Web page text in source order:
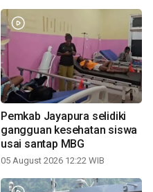
Pemkab Jayapura selidiki
gangguan kesehatan siswa
usai santap MBG
05 August 2026 12:22 WIB